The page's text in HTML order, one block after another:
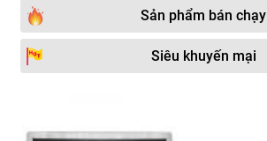
Sản phẩm bán chạy
Siêu khuyến mại